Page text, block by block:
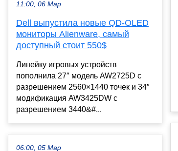
11:00, 06 Мар
Dell выпустила новые QD-OLED
мониторы Alienware, самый
доступный стоит 550$
Линейку игровых устройств
пополнила 27″ модель AW2725D с
разрешением 2560×1440 точек и 34″
модификация AW3425DW с
разрешением 3440&#...
06:00, 05 Мар